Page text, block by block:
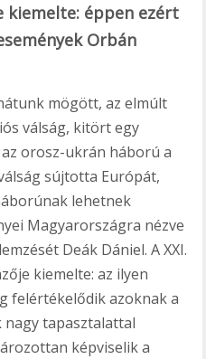
kiemelte: éppen ezért
Orbán
mögött, az elmúlt
válság, kitört egy
orosz-ukrán háború a
sújtotta Európát,
lehetnek
Magyarországra nézve
Deák Dániel. A XXI.
kiemelte: az ilyen
felértékelődik azoknak a
nagy tapasztalattal
képviselik a